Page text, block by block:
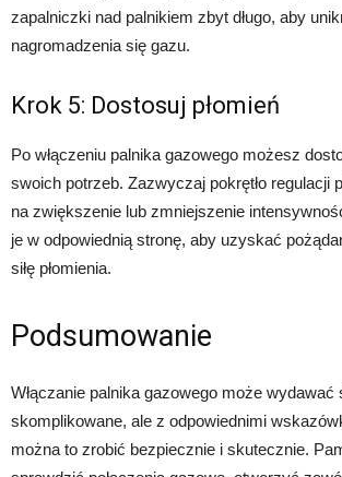
zapalniczki nad palnikiem zbyt długo, aby
nagromadzenia się gazu.
Krok 5: Dostosuj płomień
Po włączeniu palnika gazowego możesz
swoich potrzeb. Zazwyczaj pokrętło regulacji
na zwiększenie lub zmniejszenie
je w odpowiednią stronę, aby uzyskać
siłę płomienia.
Podsumowanie
Włączanie palnika gazowego może wydawać
skomplikowane, ale z odpowiednimi
można to zrobić bezpiecznie i skutecznie.